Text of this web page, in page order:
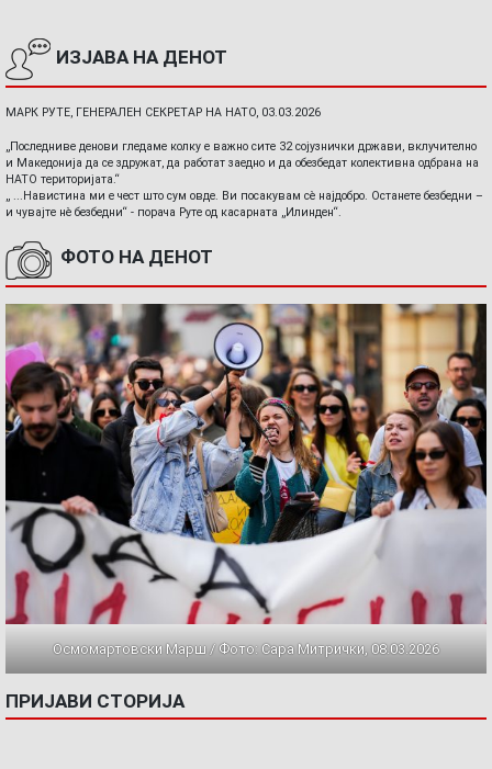
ИЗЈАВА НА ДЕНОТ
МАРК РУТЕ, ГЕНЕРАЛЕН СЕКРЕТАР НА НАТО, 03.03.2026
„Последниве денови гледаме колку е важно сите 32 сојузнички држави, вклучително
и Македонија да се здружат, да работат заедно и да обезбедат колективна одбрана на
НАТО територијата.“
„ ...Навистина ми е чест што сум овде. Ви посакувам сè најдобро. Останете безбедни –
и чувајте нè безбедни“ - порача Руте од касарната „Илинден“.
ФОТО НА ДЕНОТ
Осмомартовски Марш / Фото: Сара Митрички, 08.03.2026
ПРИЈАВИ СТОРИЈА